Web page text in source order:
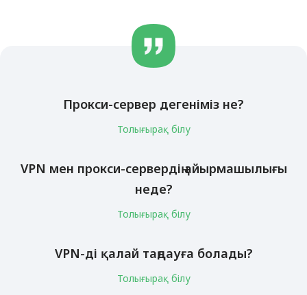
Прокси-сервер дегеніміз не?
Толығырақ білу
VPN мен прокси-сервердің айырмашылығы
неде?
Толығырақ білу
VPN-ді қалай таңдауға болады?
Толығырақ білу